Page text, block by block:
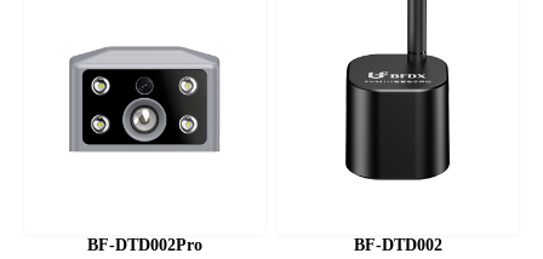
BF-DTD002Pro
BF-DTD002